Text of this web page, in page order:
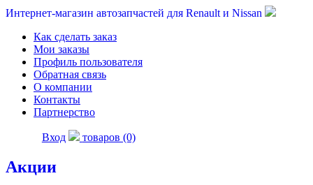
Интернет-магазин автозапчастей для Renault и Nissan
Как сделать заказ
Мои заказы
Профиль пользователя
Обратная связь
О компании
Контакты
Партнерство
Вход товаров (0)
Акции